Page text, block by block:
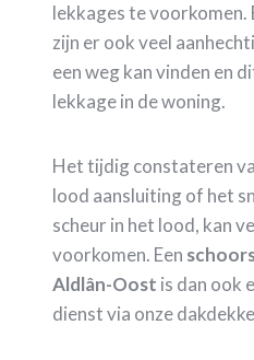
lekkages te voorkomen.
zijn er ook veel
een weg kan vinden en
lekkage in de woning.
Het tijdig constateren
lood aansluiting of het
scheur in het lood, kan
voorkomen. Een
Aldlân-Oost is dan ook
dienst via onze